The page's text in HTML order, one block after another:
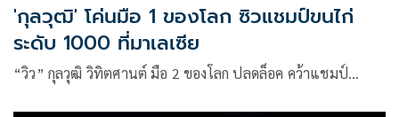
'กุลวุฒิ' โค่นมือ 1 ของโลก ซิวแชมป์ขนไก่
ระดับ 1000 ที่มาเลเซีย
“วิว” กุลวุฒิ วิทิตศานต์ มือ 2 ของโลก ปลดล็อค คว้าแชมป์…